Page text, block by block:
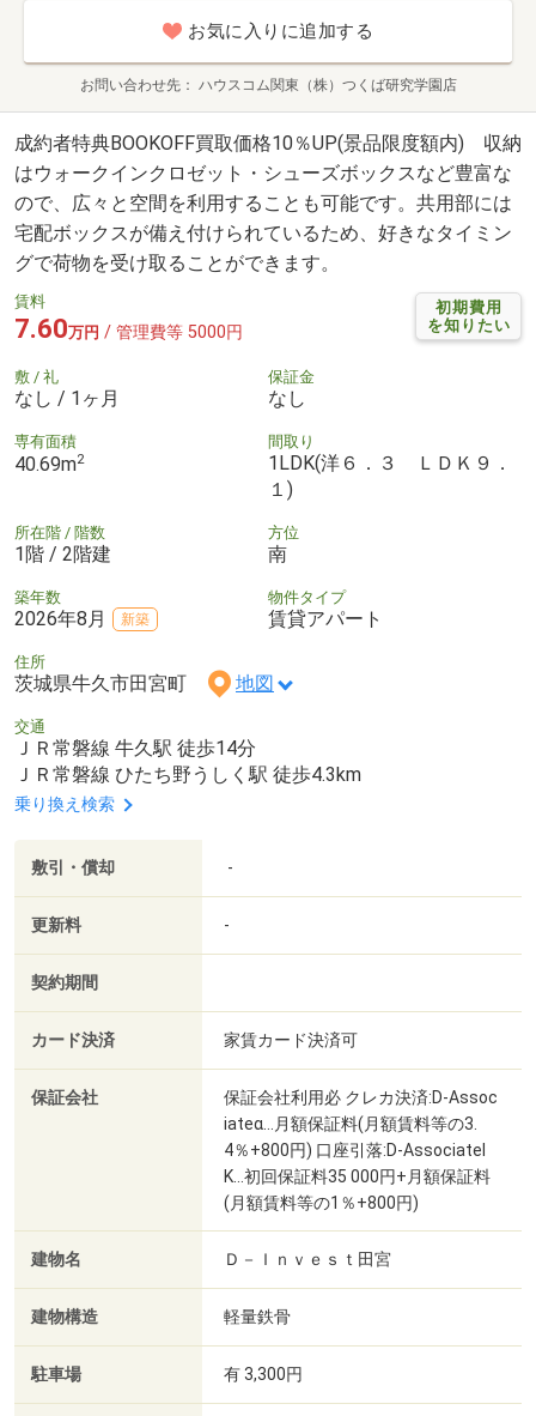
お気に入りに追加する
お問い合わせ先 ハウスコム関東（株）つくば研究学園店
成約者特典BOOKOFF買取価格10％UP(景品限度額内) 収納
はウォークインクロゼット・シューズボックスなど豊富な
ので、広々と空間を利用することも可能です。共用部には
宅配ボックスが備え付けられているため、好きなタイミン
グで荷物を受け取ることができます。
初期費用
を知りたい
賃料
7.60万円 / 管理費等 5000円
敷 / 礼
なし / 1ヶ月
保証金
なし
専有面積
40.69m2
間取り
1LDK(洋６．３ ＬＤＫ９．
１)
所在階 / 階数
1階 / 2階建
方位
南
築年数
2026年8月 新築
物件タイプ
賃貸アパート
住所
茨城県牛久市田宮町 地図
交通
ＪＲ常磐線 牛久駅 徒歩14分
ＪＲ常磐線 ひたち野うしく駅 徒歩4.3km
乗り換え検索
敷引・償却 -
更新料 -
契約期間
カード決済 家賃カード決済可
保証会社
保証会社利用必 クレカ決済:D-Assoc
iateα…月額保証料(月額賃料等の3.
4％+800円) 口座引落:D-AssociateI
K…初回保証料35 000円+月額保証料
(月額賃料等の1％+800円)
建物名 Ｄ－Ｉｎｖｅｓｔ田宮
建物構造 軽量鉄骨
駐車場 有 3,300円